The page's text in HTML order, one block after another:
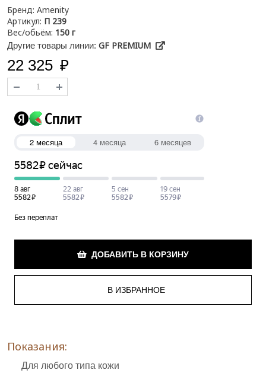
Бренд: Amenity
Артикул: П 239
Вес/обьём: 150 г
Другие товары линии: GF PREMIUM
22 325 ₽
ДОБАВИТЬ В КОРЗИНУ
Показания:
Для любого типа кожи